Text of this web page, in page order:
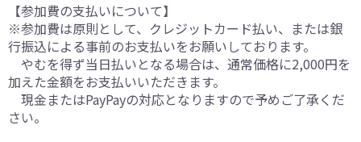
【参加費の支払いについて】
※参加費は原則として、クレジットカード払い、または銀
行振込による事前のお支払いをお願いしております。
やむを得ず当日払いとなる場合は、通常価格に2,000円を
加えた金額をお支払いいただきます。
現金またはPayPayの対応となりますので予めご了承くだ
さい。